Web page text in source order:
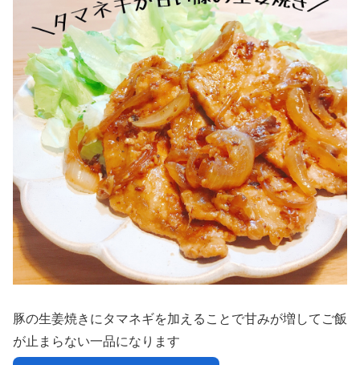
豚の生姜焼きにタマネギを加えることで甘みが増してご飯
が止まらない一品になります